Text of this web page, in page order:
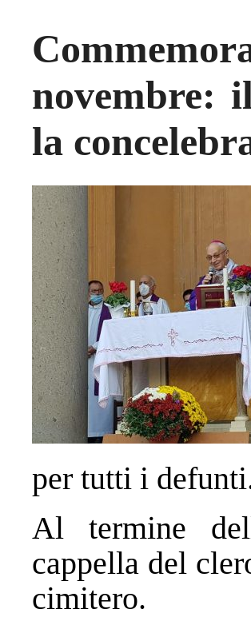
novembre:
la
per tutti i
Al termine
cappella del
cimitero.